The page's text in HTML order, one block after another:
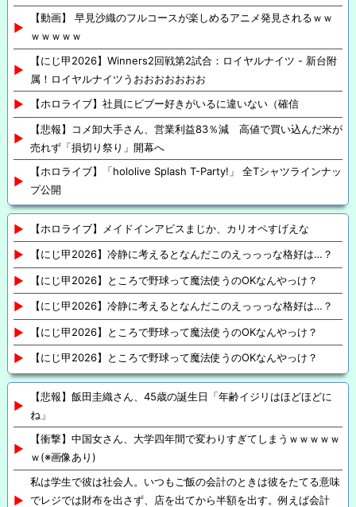
【動画】 早見沙織のフルコースが楽しめるアニメ発見されるｗｗ
ｗｗｗｗｗ
【にじ甲2026】Winners2回戦第2試合：ロイヤルナイツ - 新台附
属！ロイヤルナイツうおおおおおおお
【ホロライブ】社員にビブー好きがいるに違いない（確信
【悲報】コメ卸大手さん、営業利益83％減 高値で買い込んだ米が
売れず「損切り祭り」開幕へ
【ホロライブ】「hololive Splash T-Party!」 全Tシャツラインナッ
プ公開
【ホロライブ】メイドインアビスまじか、カリオペすげえな
【にじ甲2026】冷静に考えるとなんだこのえっっっな格好は…？
【にじ甲2026】ところで野球って魔法使うのOKなんやっけ？
【にじ甲2026】冷静に考えるとなんだこのえっっっな格好は…？
【にじ甲2026】ところで野球って魔法使うのOKなんやっけ？
【にじ甲2026】ところで野球って魔法使うのOKなんやっけ？
【悲報】飯田圭織さん、45歳の誕生日「年齢イジリはほどほどに
ね」
【衝撃】中国女さん、大学四年間で変わりすぎてしまうｗｗｗｗｗ
ｗ(※画像あり)
私は学生で彼は社会人。いつもご飯の会計のときは彼をたてる意味
でレジでは財布を出さず、店を出てから半額を出す。例えば会計